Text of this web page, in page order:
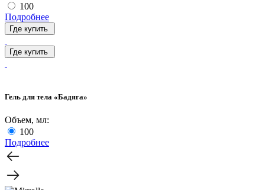
100
Подробнее
Где купить
Где купить
Гель для тела «Бадяга»
Объем, мл:
100
Подробнее